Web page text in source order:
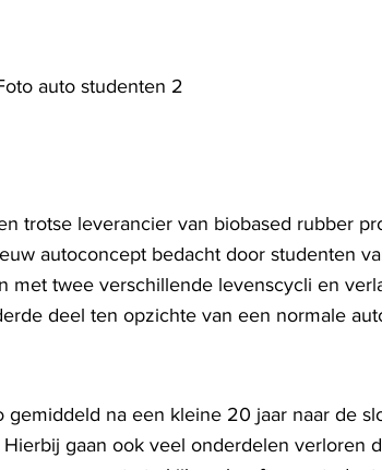
trotse leverancier van biobased rubber
autoconcept bedacht door studenten
met twee verschillende levenscycli en
deel ten opzichte van een normale
gemiddeld na een kleine 20 jaar naar de
gaan ook veel onderdelen verloren